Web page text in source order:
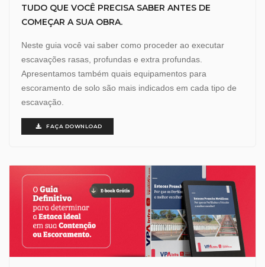
TUDO QUE VOCÊ PRECISA SABER ANTES DE
COMEÇAR A SUA OBRA.
Neste guia você vai saber como proceder ao executar
escavações rasas, profundas e extra profundas.
Apresentamos também quais equipamentos para
escoramento de solo são mais indicados em cada tipo de
escavação.
FAÇA DOWNLOAD